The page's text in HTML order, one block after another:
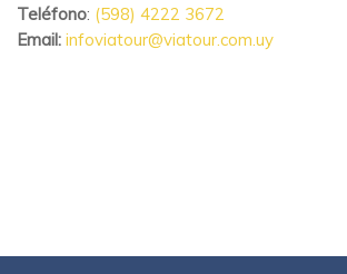
Teléfono: (598) 4222 3672
Email: infoviatour@viatour.com.uy